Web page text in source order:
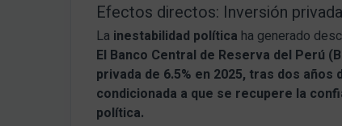
Efectos directos: Inversión
La inestabilidad política ha generado
El Banco Central de Reserva del Perú
privada de 6.5% en 2025, tras dos años
condicionada a que se recupere la
política.